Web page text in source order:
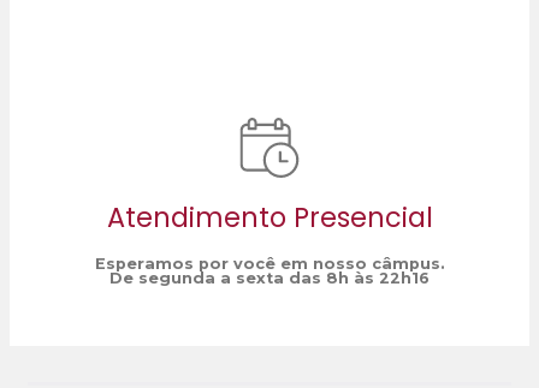
Atendimento Presencial
Esperamos por você em nosso câmpus.
De segunda a sexta das 8h às 22h16